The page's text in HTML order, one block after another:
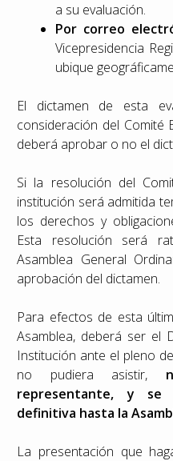
a su evaluación.
Por correo
Vicepresidencia
ubique
El dictamen de esta
consideración del Comité
deberá aprobar o no el
Si la resolución del
institución será admitida
los derechos y
Esta resolución será
Asamblea General
aprobación del dictamen.
Para efectos de esta
Asamblea, deberá ser el
Institución ante el pleno
no pudiera asistir,
representante, y se
definitiva hasta la
La presentación que